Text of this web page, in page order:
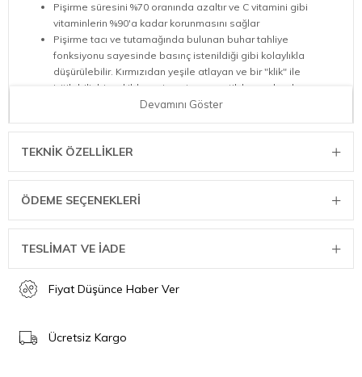
Pişirme süresini %70 oranında azaltır ve C vitamini gibi
vitaminlerin %90'a kadar korunmasını sağlar
Pişirme tacı ve tutamağında bulunan buhar tahliye
fonksiyonu sayesinde basınç istenildiği gibi kolaylıkla
düşürülebilir. Kırmızıdan yeşile atlayan ve bir "klik" ile
işitilebilir bir şekilde yerine oturan pratik konumlandırma
yardımı ve kilitleme göstergesi sayesinde güvenli kilitleme
garanti edilir
Cookstar tüm ocak tabanı sayesinde, düdüklü tencere gazlı,
elektrikli, seramik ve indüksiyonlu ocaklar için uygundur.
22 cm Ø, 4,5 litre
Paslanmaz çelikten yapılmıştır.
Devamını Göster
TEKNIK ÖZELLIKLER
ÖDEME SEÇENEKLERI
TESLİMAT VE İADE
Fiyat Düşünce Haber Ver
Ücretsiz Kargo